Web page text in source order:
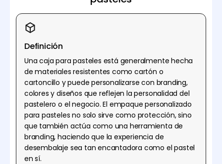
Definición
Una caja para pasteles está generalmente hecha
de materiales resistentes como cartón o
cartoncillo y puede personalizarse con branding,
colores y diseños que reflejen la personalidad del
pastelero o el negocio. El empaque personalizado
para pasteles no solo sirve como protección, sino
que también actúa como una herramienta de
branding, haciendo que la experiencia de
desembalaje sea tan encantadora como el pastel
en sí.